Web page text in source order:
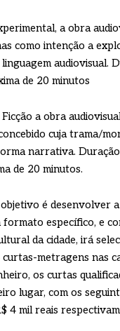
a obra
como intenção a
audiovisual.
de 20 minutos
a obra
cuja trama/
narrativa.
de 20 minutos.
é desenvolver
formato específico, e
da cidade, irá
metragens nas
os curtas
lugar, com os
4 mil reais